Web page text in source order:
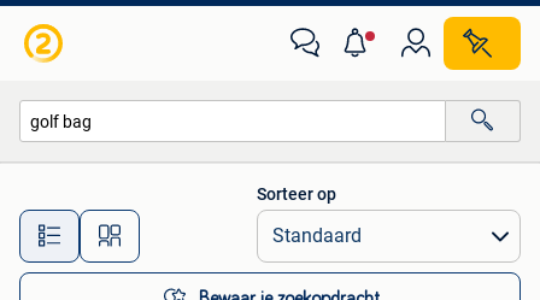
Alle afstanden…
Sorteer op